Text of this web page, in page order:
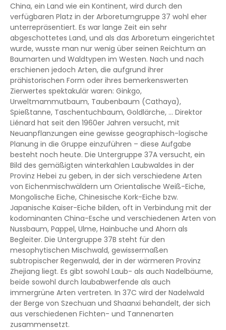
China, ein Land wie ein Kontinent, wird durch den
verfügbaren Platz in der Arboretumgruppe 37 wohl eher
unterrepräsentiert. Es war lange Zeit ein sehr
abgeschottetes Land, und als das Arboretum eingerichtet
wurde, wusste man nur wenig über seinen Reichtum an
Baumarten und Waldtypen im Westen. Nach und nach
erschienen jedoch Arten, die aufgrund ihrer
prähistorischen Form oder ihres bemerkenswerten
Zierwertes spektakulär waren: Ginkgo,
Urweltmammutbaum, Taubenbaum (Cathaya),
Spießtanne, Taschentuchbaum, Goldlärche, … Direktor
Liénard hat seit den 1960er Jahren versucht, mit
Neuanpflanzungen eine gewisse geographisch-logische
Planung in die Gruppe einzuführen – diese Aufgabe
besteht noch heute. Die Untergruppe 37A versucht, ein
Bild des gemäßigten winterkahlen Laubwaldes in der
Provinz Hebei zu geben, in der sich verschiedene Arten
von Eichenmischwäldern um Orientalische Weiß-Eiche,
Mongolische Eiche, Chinesische Kork-Eiche bzw.
Japanische Kaiser-Eiche bilden, oft in Verbindung mit der
kodominanten China-Esche und verschiedenen Arten von
Nussbaum, Pappel, Ulme, Hainbuche und Ahorn als
Begleiter. Die Untergruppe 37B steht für den
mesophytischen Mischwald, gewissermaßen
subtropischer Regenwald, der in der wärmeren Provinz
Zhejiang liegt. Es gibt sowohl Laub- als auch Nadelbäume,
beide sowohl durch laubabwerfende als auch
immergrüne Arten vertreten. In 37C wird der Nadelwald
der Berge von Szechuan und Shaanxi behandelt, der sich
aus verschiedenen Fichten- und Tannenarten
zusammensetzt.